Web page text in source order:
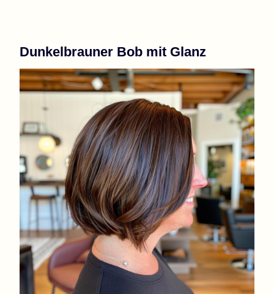
Dunkelbrauner Bob mit Glanz